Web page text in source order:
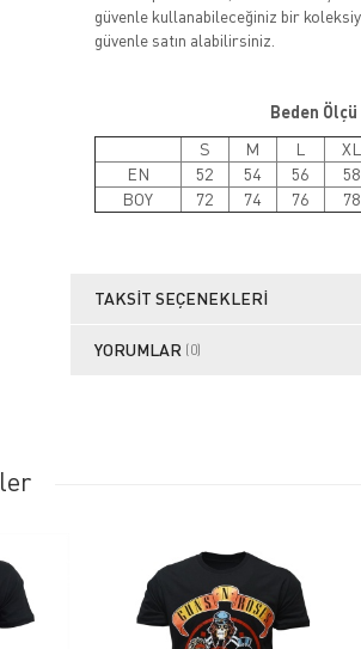
güvenle kullanabileceğiniz bir
güvenle satın alabilirsiniz.
Beden
S
M L XL
EN
52 54 56 58
BOY
72 74 76 78
TAKSIT SEÇENEKLERI
YORUMLAR (0)